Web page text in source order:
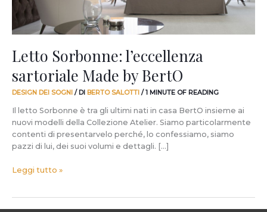
Letto Sorbonne: l’eccellenza
sartoriale Made by BertO
DESIGN DEI SOGNI / DI BERTO SALOTTI /1 MINUTE OF READING
Il letto Sorbonne è tra gli ultimi nati in casa BertO insieme ai
nuovi modelli della Collezione Atelier. Siamo particolarmente
contenti di presentarvelo perché, lo confessiamo, siamo
pazzi di lui, dei suoi volumi e dettagli. […]
Leggi tutto »